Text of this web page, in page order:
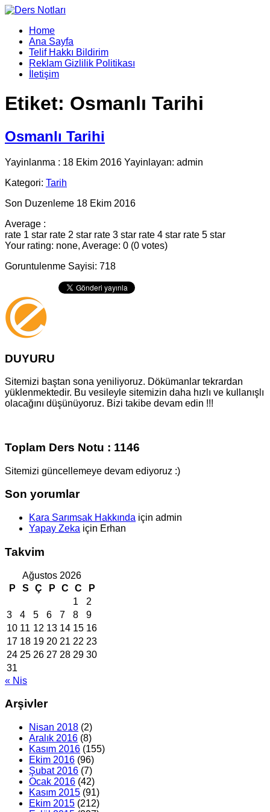
Home
Ana Sayfa
Telif Hakkı Bildirim
Reklam Gizlilik Politikası
İletişim
Etiket: Osmanlı Tarihi
Osmanlı Tarihi
Yayinlanma : 18 Ekim 2016 Yayinlayan: admin
Kategori: Tarih
Son Duzenleme 18 Ekim 2016
Average :
rate 1 star rate 2 star rate 3 star rate 4 star rate 5 star
Your rating: none, Average: 0 (0 votes)
Goruntulenme Sayisi: 718
DUYURU
Sitemizi baştan sona yeniliyoruz. Dökümanlar tekrardan
yüklenmektedir. Bu vesileyle sitemizin daha hızlı ve kullanışlı
olacağını düşünüyoruz. Bizi takibe devam edin !!!
Toplam Ders Notu : 1146
Sitemizi güncellemeye devam ediyoruz :)
Son yorumlar
Kara Sarımsak Hakkında için admin
Yapay Zeka için Erhan
Takvim
Ağustos 2026
P
S Ç P C C
P
1
2
3
4 5 6 7 8
9
10 11 12 13 14 15 16
17 18 19 20 21 22 23
24 25 26 27 28 29 30
31
« Nis
Arşivler
Nisan 2018 (2)
Aralık 2016 (8)
Kasım 2016 (155)
Ekim 2016 (96)
Şubat 2016 (7)
Ocak 2016 (42)
Kasım 2015 (91)
Ekim 2015 (212)